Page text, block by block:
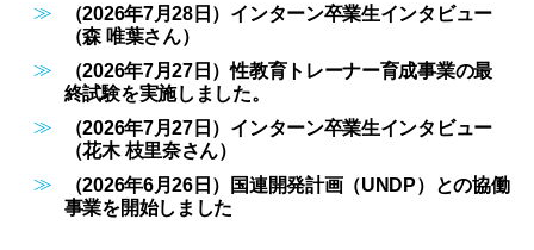
（2026年7月28日）インターン卒業生インタビュー
（森 唯葉さん）
（2026年7月27日）性教育トレーナー育成事業の最
終試験を実施しました。
（2026年7月27日）インターン卒業生インタビュー
（花木 枝里奈さん）
（2026年6月26日）国連開発計画（UNDP）との協働
事業を開始しました